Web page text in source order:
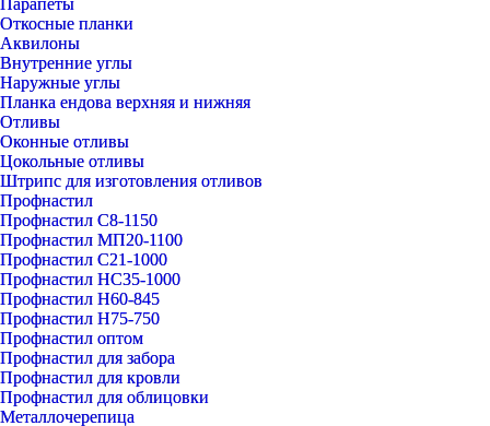
Парапеты
Откосные планки
Аквилоны
Внутренние углы
Наружные углы
Планка ендова верхняя и нижняя
Отливы
Оконные отливы
Цокольные отливы
Штрипс для изготовления отливов
Профнастил
Профнастил С8-1150
Профнастил МП20-1100
Профнастил С21-1000
Профнастил НС35-1000
Профнастил Н60-845
Профнастил Н75-750
Профнастил оптом
Профнастил для забора
Профнастил для кровли
Профнастил для облицовки
Металлочерепица